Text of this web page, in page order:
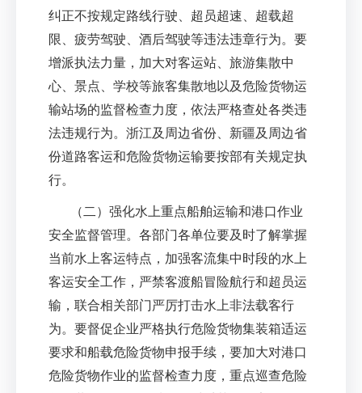
纠正不按规定路线行驶、超员超速、超载超
限、疲劳驾驶、酒后驾驶等违法违章行为。要
增派执法力量，加大对客运站、旅游集散中
心、景点、学校等旅客集散地以及危险货物运
输站场的监督检查力度，依法严格查处各类违
法违规行为。浙江及周边省份、新疆及周边省
份道路客运和危险货物运输要按部有关规定执
行。
（二）强化水上重点船舶运输和港口作业
安全监督管理。各部门各单位要及时了解掌握
当前水上客运特点，加强客流集中时段的水上
客运安全工作，严禁客渡船冒险航行和超员运
输，联合相关部门严厉打击水上非法载客行
为。要督促企业严格执行危险货物集装箱适运
要求和船载危险货物申报手续，要加大对港口
危险货物作业的监督检查力度，重点巡查危险